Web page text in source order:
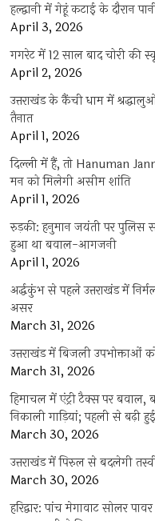
हल्द्वानी में गेहूं कटाई के दौरान
April 3, 2026
गगरेट में 12 साल बाद चोरी की
April 2, 2026
उत्तराखंड के कैंची धाम में
तैनात
April 1, 2026
दिल्ली में हैं, तो Hanuman
मन को मिलेगी असीम शांति
April 1, 2026
रुड़की: हनुमान जयंती पर पुलिस
हुआ था बवाल-आगजनी
April 1, 2026
अर्द्धकुंभ से पहले उत्तराखंड में
असर
March 31, 2026
उत्तराखंड में बिजली उपभोक्ताओं
March 31, 2026
हिमाचल में एंट्री टैक्स पर बवाल,
निकाली गाड़ियां; पहली से बढ़ी
March 30, 2026
उत्तराखंड में पिरुल से बदलेगी
March 30, 2026
हरिद्वार: पांच मेगावाट सोलर